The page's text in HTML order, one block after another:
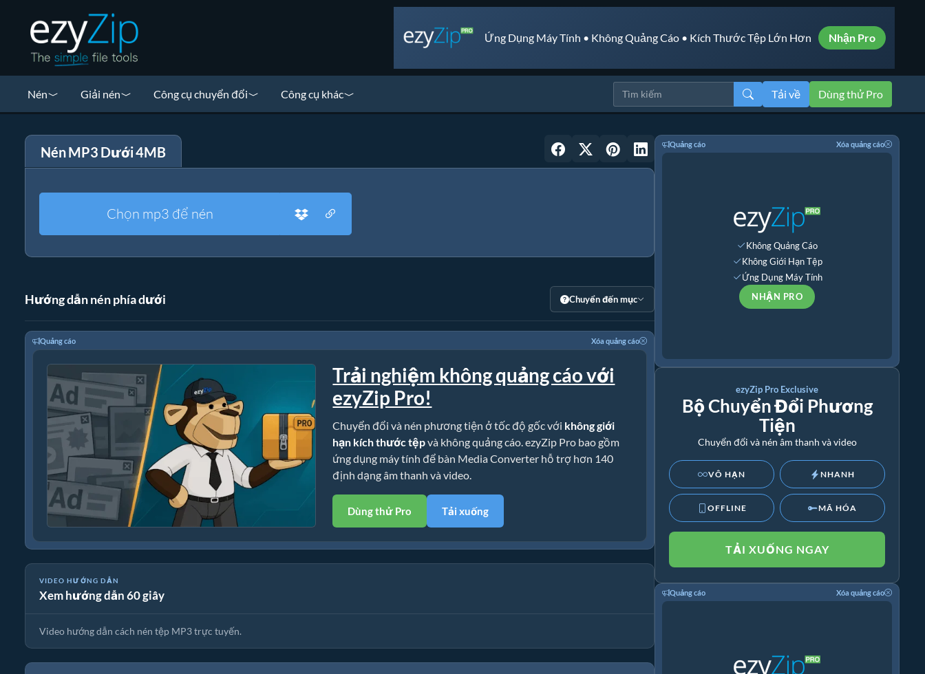
Ứng Dụng Máy Tính • Không Quảng Cáo • Kích Thước Tệp Lớn Hơn Nhận Pro
Nén Giải nén Công cụ chuyển đổi Công cụ khác Tải về Dùng thử Pro
Nén MP3 Dưới 4MB
Chọn mp3 để nén
Hướng dẫn nén phía dưới Chuyển đến mục
Quảng cáo Xóa quảng cáo
Trải nghiệm không quảng cáo với
ezyZip Pro!
Chuyển đổi và nén phương tiện ở tốc độ gốc với không giới
hạn kích thước tệpvà không quảng cáo. ezyZip Pro bao gồm
ứng dụng máy tính để bàn Media Converter hỗ trợ hơn 140
định dạng âm thanh và video.
Dùng thử Pro Tải xuống
VIDEO HƯỚNG DẪN
Xem hướng dẫn 60 giây
🎵 Cách Nén Tệp MP3 Trực Tuyến Miễn Phí
Video hướng dẫn cách nén tệp MP3 trực tuyến.
Quảng cáo Xóa quảng cáo
Không Quảng Cáo
Không Giới Hạn Tệp
Ứng Dụng Máy Tính
NHẬN PRO
ezyZip Pro Exclusive
Bộ Chuyển Đổi Phương
Tiện
Chuyển đổi và nén âm thanh và video
VÔ HẠN NHANH
OFFLINE MÃ HÓA
TẢI XUỐNG NGAY
Quảng cáo Xóa quảng cáo